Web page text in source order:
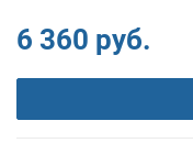
6 360 руб.